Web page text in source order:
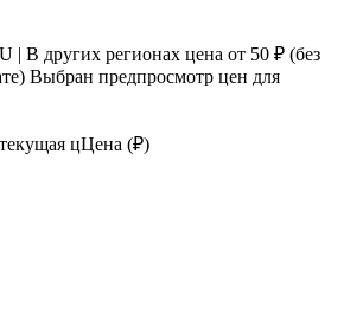
| В других регионах цена от 50 ₽ (без
Выбран предпросмотр цен для
цЦена (₽)